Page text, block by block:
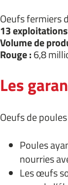
Oeufs fermiers
13 exploitations
Volume de
Rouge :6,8
Les
Oeufs de
Poules
nourries
Les œufs